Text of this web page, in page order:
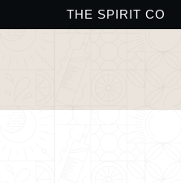
THE SPIRIT CO